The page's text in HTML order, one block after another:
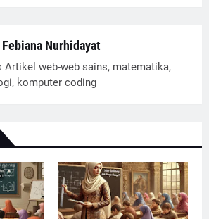
Febiana Nurhidayat
Artikel web-web sains, matematika,
komputer coding